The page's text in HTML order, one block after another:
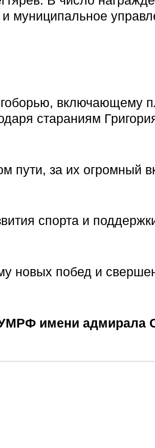
муниципальное
включающему
стараниям
пути, за их огромный
спорта и
новых побед и
имени адмирала